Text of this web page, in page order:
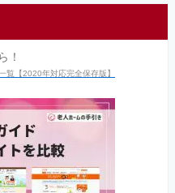
！